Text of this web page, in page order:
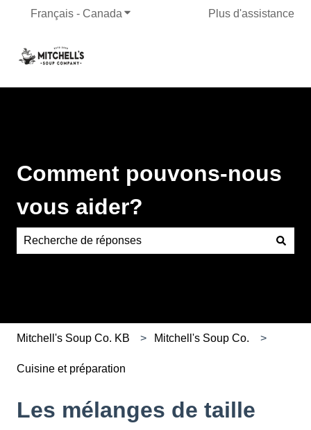
Français - Canada Afficher le sous-menu pour les
Plus d'assistance
Comment pouvons-nous
vous aider?
Mitchell's Soup Co. KB Mitchell's Soup Co.
Cuisine et préparation
Les mélanges de taille